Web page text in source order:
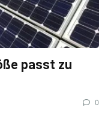
passt zu
0